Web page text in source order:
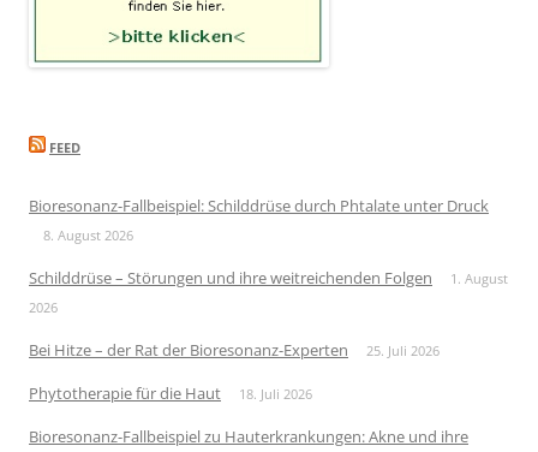
FEED
Bioresonanz-Fallbeispiel: Schilddrüse durch Phtalate unter Druck
8. August 2026
Schilddrüse – Störungen und ihre weitreichenden Folgen
1. August
2026
Bei Hitze – der Rat der Bioresonanz-Experten 25. Juli 2026
Phytotherapie für die Haut 18. Juli 2026
Bioresonanz-Fallbeispiel zu Hauterkrankungen: Akne und ihre